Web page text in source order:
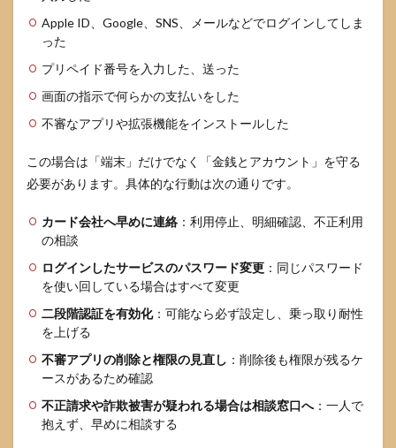
Apple ID、Google、SNS、メールなどでログインしてしま
った
プリペイド番号を入力した、送った
画面の指示で何らかの支払いをした
不審なアプリや拡張機能をインストールした
この場合は「端末」だけでなく「金銭とアカウント」を守る
必要があります。具体的な行動は次の通りです。
カード会社へ早めに連絡：利用停止、明細確認、不正利用
の相談
ログインしたサービスのパスワード変更 ：同じパスワード
を使い回している場合はすべて変更
二段階認証を有効化：可能なら必ず設定し、乗っ取り耐性
を上げる
不審アプリの削除と権限の見直し ：削除後も権限が残るケ
ースがあるため確認
不正請求や詐欺被害が疑われる場合は相談窓口へ：一人で
抱えず、早めに相談する